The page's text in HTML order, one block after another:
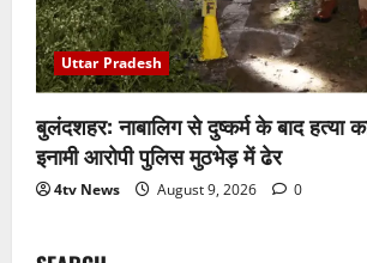
Uttar Pradesh
बुलंदशहर: नाबालिग से दुष्कर्म के बाद हत्या
इनामी आरोपी पुलिस मुठभेड़ में ढेर
4tv News August 9, 2026 0